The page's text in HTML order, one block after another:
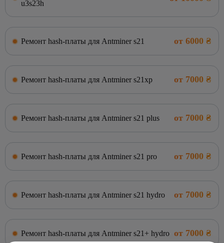
u3s23h
Ремонт hash-платы для Antminer s21 от 6000 ₴
Ремонт hash-платы для Antminer s21xp от 7000 ₴
Ремонт hash-платы для Antminer s21 plus от 7000 ₴
Ремонт hash-платы для Antminer s21 pro от 7000 ₴
Ремонт hash-платы для Antminer s21 hydro от 7000 ₴
Ремонт hash-платы для Antminer s21+ hydro от 7000 ₴